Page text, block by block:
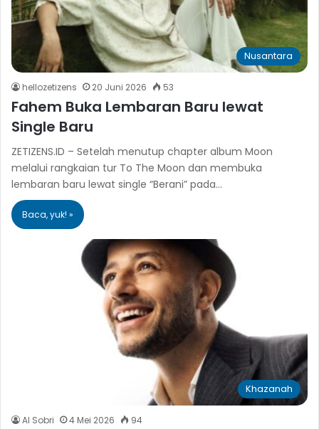
Nusantara
hellozetizens 20 Juni 2026 53
Fahem Buka Lembaran Baru lewat
Single Baru
ZETIZENS.ID – Setelah menutup chapter album Moon
melalui rangkaian tur To The Moon dan membuka
lembaran baru lewat single “Berani” pada…
Baca, yuk! »
Khazanah
Al Sobri 4 Mei 2026 94